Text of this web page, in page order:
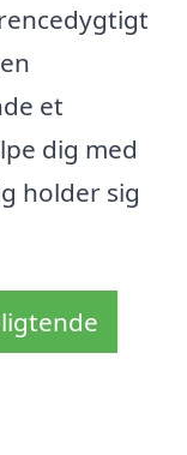
et
dig med
holder sig